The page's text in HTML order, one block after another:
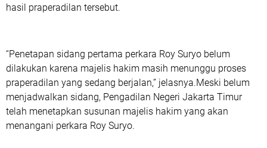
hasil praperadilan tersebut.
“Penetapan sidang pertama perkara Roy Suryo belum
dilakukan karena majelis hakim masih menunggu proses
praperadilan yang sedang berjalan,” jelasnya.Meski belum
menjadwalkan sidang, Pengadilan Negeri Jakarta Timur
telah menetapkan susunan majelis hakim yang akan
menangani perkara Roy Suryo.